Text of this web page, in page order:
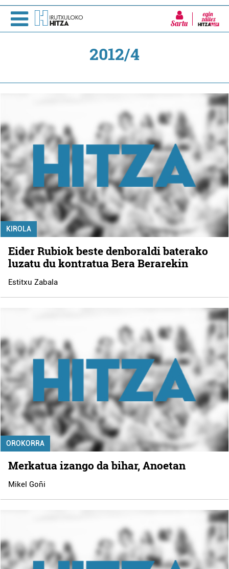
Sartu
2012/4
KIROLA
Eider Rubiok beste denboraldi baterako
luzatu du kontratua Bera Berarekin
Estitxu Zabala
OROKORRA
Merkatua izango da bihar, Anoetan
Mikel Goñi